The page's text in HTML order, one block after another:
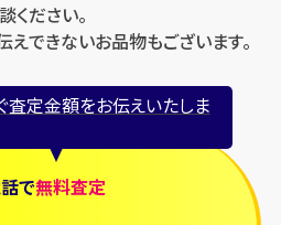
ぐ査定金額をお伝えいたします
電話で無料査定
24時間・年中無休(年末年始除く)
ください。
できないお品物もございます。
査定金額をお伝えいたしま
で無料査定